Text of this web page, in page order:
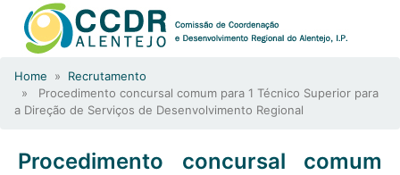
Home » Recrutamento
» Procedimento concursal comum para 1 Técnico Superior para
a Direção de Serviços de Desenvolvimento Regional
Procedimento concursal comum